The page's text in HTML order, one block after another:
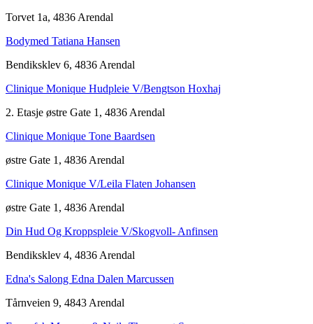
Torvet 1a, 4836 Arendal
Bodymed Tatiana Hansen
Bendiksklev 6, 4836 Arendal
Clinique Monique Hudpleie V/Bengtson Hoxhaj
2. Etasje østre Gate 1, 4836 Arendal
Clinique Monique Tone Baardsen
østre Gate 1, 4836 Arendal
Clinique Monique V/Leila Flaten Johansen
østre Gate 1, 4836 Arendal
Din Hud Og Kroppspleie V/Skogvoll- Anfinsen
Bendiksklev 4, 4836 Arendal
Edna's Salong Edna Dalen Marcussen
Tårnveien 9, 4843 Arendal